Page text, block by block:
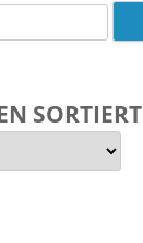
SORTIERT